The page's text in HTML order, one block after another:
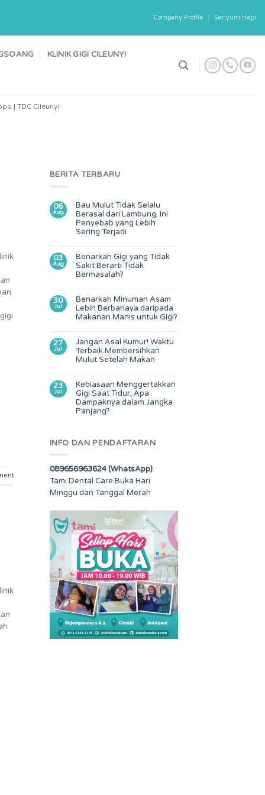
Company Profile Senyum Hepi
KLINIK GIGI CILEUNYI
| TDC Cileunyi
BERITA TERBARU
06
Aug
Bau Mulut Tidak Selalu
Berasal dari Lambung, Ini
Penyebab yang Lebih
Sering Terjadi
03
Aug
Benarkah Gigi yang Tidak
Sakit Berarti Tidak
Bermasalah?
30
Jul
Benarkah Minuman Asam
Lebih Berbahaya daripada
Makanan Manis untuk Gigi?
27
Jul
Jangan Asal Kumur! Waktu
Terbaik Membersihkan
Mulut Setelah Makan
23
Jul
Kebiasaan Menggertakkan
Gigi Saat Tidur, Apa
Dampaknya dalam Jangka
Panjang?
INFO DAN PENDAFTARAN
089656963624 (WhatsApp)
Tami Dental Care Buka Hari
Minggu dan Tanggal Merah